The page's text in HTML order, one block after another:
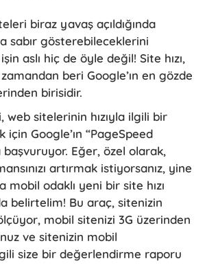
biraz yavaş açıldığında
sabır gösterebileceklerini
aslı hiç de öyle değil! Site hızı,
beri Google’ın en gözde
birisidir.
web sitelerinin hızıyla ilgili bir
Google’ın “PageSpeed
başvuruyor. Eğer, özel olarak,
artırmak istiyorsanız, yine
mobil odaklı yeni bir site hızı
belirtelim! Bu araç, sitenizin
mobil sitenizi 3G üzerinden
ve sitenizin mobil
size bir değerlendirme raporu